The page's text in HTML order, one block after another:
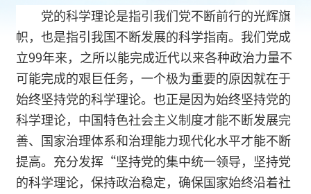
党的科学理论是指引我们党不断前行的光辉旗
帜，也是指引我国不断发展的科学指南。我们党成
立99年来，之所以能完成近代以来各种政治力量不
可能完成的艰巨任务，一个极为重要的原因就在于
始终坚持党的科学理论。也正是因为始终坚持党的
科学理论，中国特色社会主义制度才能不断发展完
善、国家治理体系和治理能力现代化水平才能不断
提高。充分发挥“坚持党的集中统一领导，坚持党
的科学理论，保持政治稳定，确保国家始终沿着社